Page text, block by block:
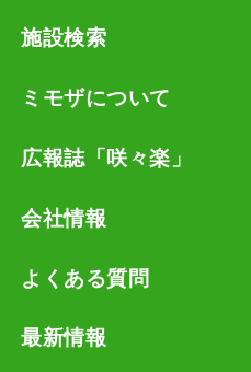
施設検索
ミモザについて
広報誌「咲々楽」
会社情報
よくある質問
最新情報